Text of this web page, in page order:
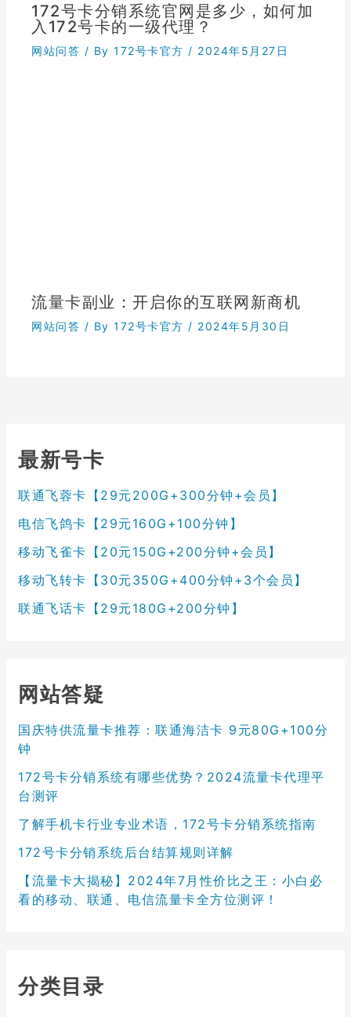
172号卡分销系统官网是多少，如何加
入172号卡的一级代理？
网站问答 / By172号卡官方 / 2024年5月27日
流量卡副业：开启你的互联网新商机
网站问答 / By172号卡官方 / 2024年5月30日
最新号卡
联通飞蓉卡【29元200G+300分钟+会员】
电信飞鸽卡【29元160G+100分钟】
移动飞雀卡【20元150G+200分钟+会员】
移动飞转卡【30元350G+400分钟+3个会员】
联通飞话卡【29元180G+200分钟】
网站答疑
国庆特供流量卡推荐：联通海洁卡 9元80G+100分
钟
172号卡分销系统有哪些优势？2024流量卡代理平
台测评
了解手机卡行业专业术语，172号卡分销系统指南
172号卡分销系统后台结算规则详解
【流量卡大揭秘】2024年7月性价比之王：小白必
看的移动、联通、电信流量卡全方位测评！
分类目录